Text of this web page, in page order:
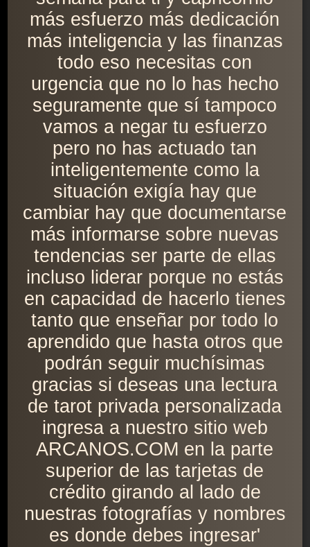
más esfuerzo más dedicación
más inteligencia y las finanzas
todo eso necesitas con
urgencia que no lo has hecho
seguramente que sí tampoco
vamos a negar tu esfuerzo
pero no has actuado tan
inteligentemente como la
situación exigía hay que
cambiar hay que documentarse
más informarse sobre nuevas
tendencias ser parte de ellas
incluso liderar porque no estás
en capacidad de hacerlo tienes
tanto que enseñar por todo lo
aprendido que hasta otros que
podrán seguir muchísimas
gracias si deseas una lectura
de tarot privada personalizada
ingresa a nuestro sitio web
ARCANOS.COM en la parte
superior de las tarjetas de
crédito girando al lado de
nuestras fotografías y nombres
es donde debes ingresar'